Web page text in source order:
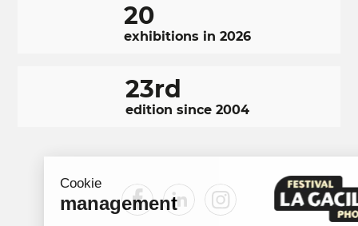
management
20
exhibitions in 2026
23rd
edition since 2004
RÉSEAUX FacebookLinkedInInstagram